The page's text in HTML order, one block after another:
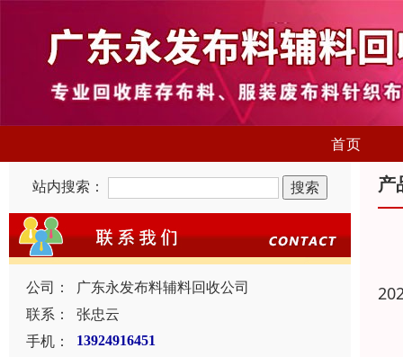
首页
站内搜索：
公司：
广东永发布料辅料回收公司
联系：
张忠云
手机：
13924916451
产